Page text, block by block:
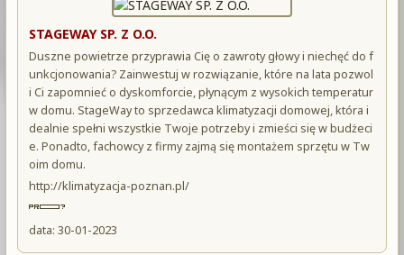
STAGEWAY SP. Z O.O.
Duszne powietrze przyprawia Cię o zawroty głowy i niechęć do f
unkcjonowania? Zainwestuj w rozwiązanie, które na lata pozwol
i Ci zapomnieć o dyskomforcie, płynącym z wysokich temperatur
w domu. StageWay to sprzedawca klimatyzacji domowej, która i
dealnie spełni wszystkie Twoje potrzeby i zmieści się w budżeci
e. Ponadto, fachowcy z firmy zajmą się montażem sprzętu w Tw
oim domu.
http://klimatyzacja-poznan.pl/
data: 30-01-2023